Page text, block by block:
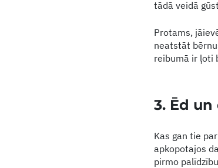
tādā veidā
Protams,
neatstāt
reibumā ir ļoti
3. Ēd
Kas gan tie
apkopotajos
pirmo